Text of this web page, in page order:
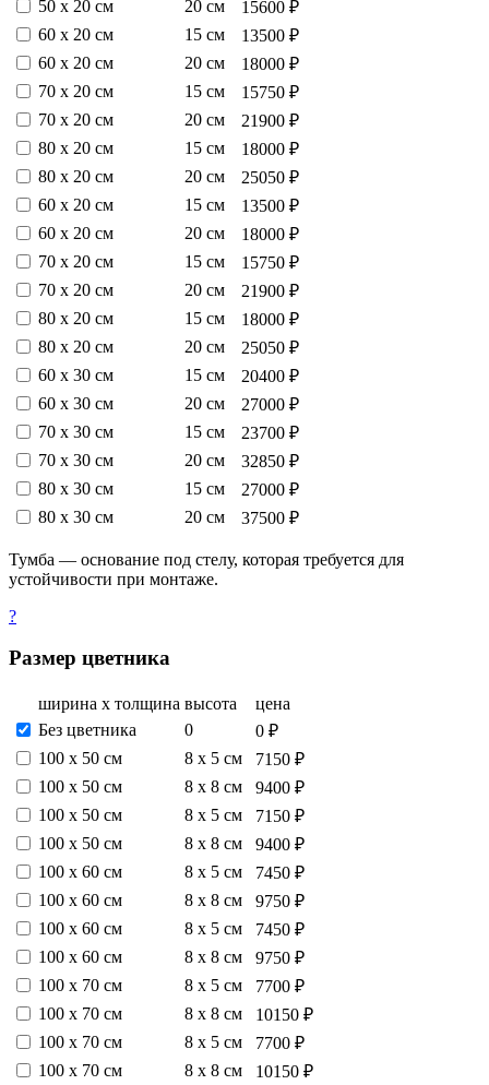
50 х 20 см
20 см
15600 ₽
60 х 20 см
15 см
13500 ₽
60 х 20 см
20 см
18000 ₽
70 х 20 см
15 см
15750 ₽
70 х 20 см
20 см
21900 ₽
80 х 20 см
15 см
18000 ₽
80 х 20 см
20 см
25050 ₽
60 х 20 см
15 см
13500 ₽
60 х 20 см
20 см
18000 ₽
70 х 20 см
15 см
15750 ₽
70 х 20 см
20 см
21900 ₽
80 х 20 см
15 см
18000 ₽
80 х 20 см
20 см
25050 ₽
60 х 30 см
15 см
20400 ₽
60 х 30 см
20 см
27000 ₽
70 х 30 см
15 см
23700 ₽
70 х 30 см
20 см
32850 ₽
80 х 30 см
15 см
27000 ₽
80 х 30 см
20 см 37500 ₽
Тумба — основание под стелу, которая требуется для
устойчивости при монтаже.
?
Размер цветника
ширина х толщина высота
цена
Без цветника
0
0 ₽
100 х 50 см
8 х 5 см
7150 ₽
100 х 50 см
8 х 8 см
9400 ₽
100 х 50 см
8 х 5 см
7150 ₽
100 х 50 см
8 х 8 см
9400 ₽
100 х 60 см
8 х 5 см
7450 ₽
100 х 60 см
8 х 8 см
9750 ₽
100 х 60 см
8 х 5 см
7450 ₽
100 х 60 см
8 х 8 см
9750 ₽
100 х 70 см
8 х 5 см
7700 ₽
100 х 70 см
8 х 8 см
10150 ₽
100 х 70 см
8 х 5 см
7700 ₽
100 х 70 см
8 х 8 см
10150 ₽